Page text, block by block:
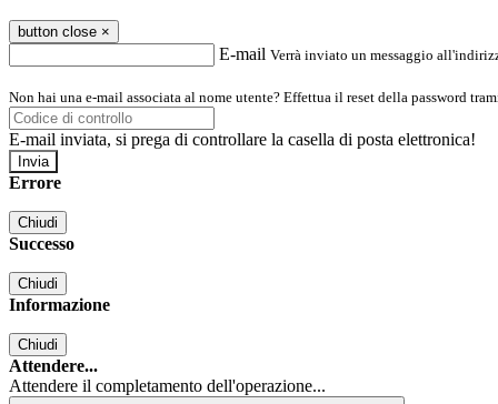
button close ×
E-mail Verrà inviato un messaggio
Non hai una e-mail associata al nome utente? Effettua il reset della password
E-mail inviata, si prega di controllare la casella di posta elettronica!
Errore
Chiudi
Successo
Chiudi
Informazione
Chiudi
Attendere...
Attendere il completamento dell'operazione...